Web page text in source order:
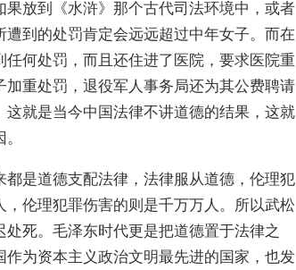
放到《水浒》那个古代司法环境中，或者
到的处罚肯定会远远超过中年女子。而在
何处罚，而且还住进了医院，要求医院重
重处罚，退役军人事务局还为其公费聘请
就是当今中国法律不讲道德的结果，这就
是道德支配法律，法律服从道德，伦理犯
伦理犯罪伤害的则是千万万人。所以武松
死。毛泽东时代更是把道德置于法律之
为资本主义政治文明最先进的国家，也发